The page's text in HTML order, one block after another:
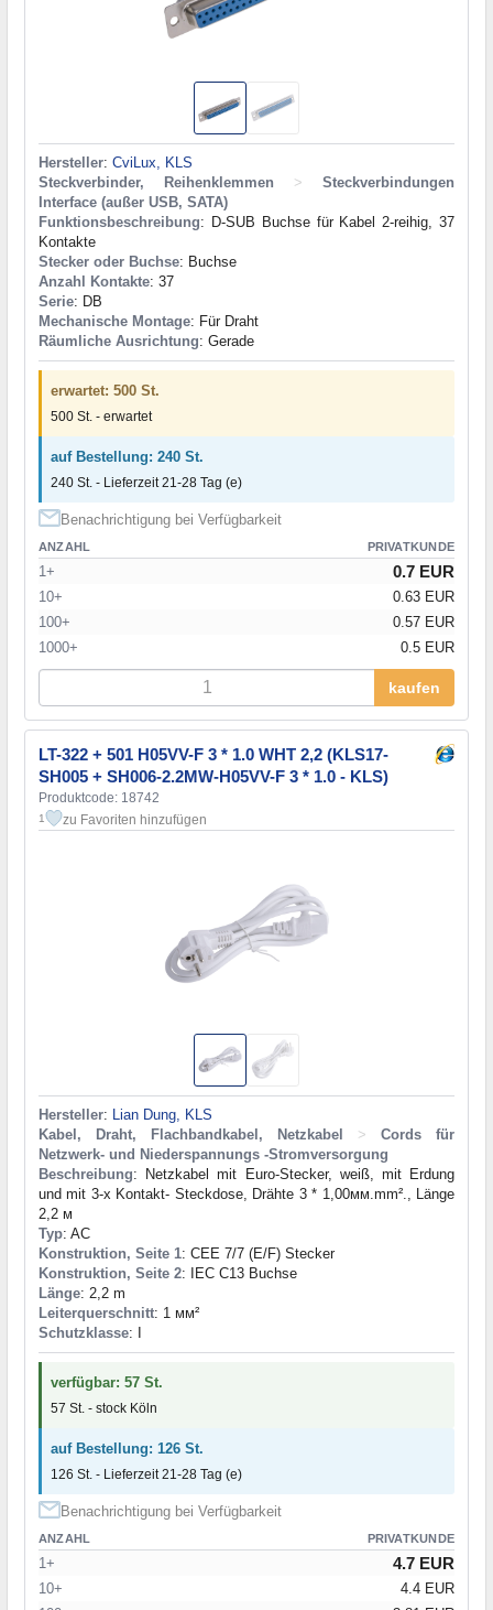
Hersteller: CviLux, KLS
Steckverbinder, Reihenklemmen
>
Steckverbindungen
Interface (außer USB, SATA)
Funktionsbeschreibung: D-SUB Buchse für Kabel 2-reihig, 37
Kontakte
Stecker oder Buchse: Buchse
Anzahl Kontakte: 37
Serie: DB
Mechanische Montage: Für Draht
Räumliche Ausrichtung: Gerade
erwartet: 500 St.
500 St. - erwartet
auf Bestellung: 240 St.
240 St. - Lieferzeit 21-28 Tag (e)
Benachrichtigung bei Verfügbarkeit
ANZAHL PRIVATKUNDE
1+ 0.7 EUR
10+
0.63 EUR
100+
0.57 EUR
1000+
0.5 EUR
kaufen
LT-322 + 501 H05VV-F 3 * 1.0 WHT 2,2 (KLS17-
SH005 + SH006-2.2MW-H05VV-F 3 * 1.0 - KLS)
Produktcode: 18742
1 zu Favoriten hinzufügen
Hersteller: Lian Dung, KLS
Kabel, Draht, Flachbandkabel, Netzkabel
>
Cords für
Netzwerk- und Niederspannungs -Stromversorgung
Beschreibung: Netzkabel mit Euro-Stecker, weiß, mit Erdung
und mit 3-х Kontakt- Steckdose, Drähte 3 * 1,00мм.mm²., Länge
2,2 м
Typ: AC
Konstruktion, Seite 1: CEE 7/7 (E/F) Stecker
Konstruktion, Seite 2: IEC C13 Buchse
Länge: 2,2 m
Leiterquerschnitt: 1 мм²
Schutzklasse: I
verfügbar: 57 St.
57 St. - stock Köln
auf Bestellung: 126 St.
126 St. - Lieferzeit 21-28 Tag (e)
Benachrichtigung bei Verfügbarkeit
ANZAHL PRIVATKUNDE
1+ 4.7 EUR
10+
4.4 EUR